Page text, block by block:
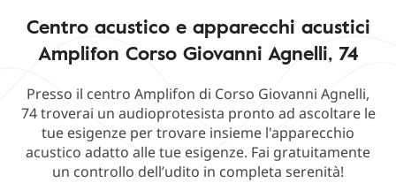
Centro acustico e apparecchi acustici
Amplifon Corso Giovanni Agnelli, 74
Presso il centro Amplifon di Corso Giovanni Agnelli,
74 troverai un audioprotesista pronto ad ascoltare le
tue esigenze per trovare insieme l'apparecchio
acustico adatto alle tue esigenze. Fai gratuitamente
un controllo dell’udito in completa serenità!